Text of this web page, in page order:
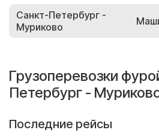
Санкт-Петербург -
Муриково
Грузоперевозки
Петербург -
Последние рейсы